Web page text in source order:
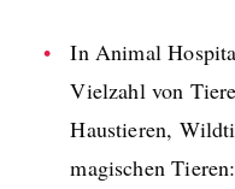
In Animal
Vielzahl von
Haustieren,
magischen